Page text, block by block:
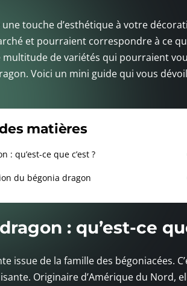
touche d’esthétique à votre
et pourraient correspondre à ce
de variétés qui pourraient
Voici un mini guide qui vous
matières
: qu’est-ce que c’est ?
du bégonia dragon
: qu’est-ce
issue de la famille des
Originaire d’Amérique du Nord,